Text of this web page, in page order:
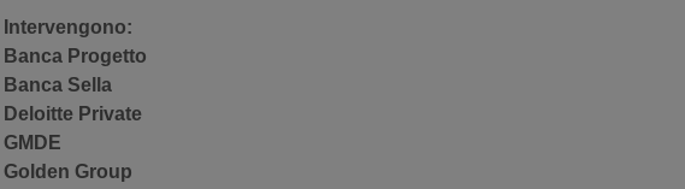
Intervengono:
Banca Progetto
Banca Sella
Deloitte Private
GMDE
Golden Group